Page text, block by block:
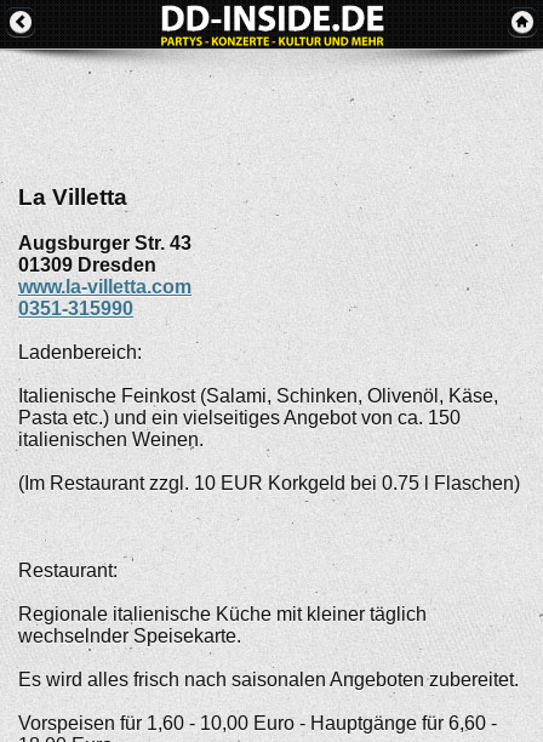
La Villetta
Augsburger Str. 43
01309 Dresden
www.la-villetta.com
0351-315990
Ladenbereich:
Italienische Feinkost (Salami, Schinken, Olivenöl, Käse,
Pasta etc.) und ein vielseitiges Angebot von ca. 150
italienischen Weinen.
(Im Restaurant zzgl. 10 EUR Korkgeld bei 0.75 l Flaschen)
Restaurant:
Regionale italienische Küche mit kleiner täglich
wechselnder Speisekarte.
Es wird alles frisch nach saisonalen Angeboten zubereitet.
Vorspeisen für 1,60 - 10,00 Euro - Hauptgänge für 6,60 -